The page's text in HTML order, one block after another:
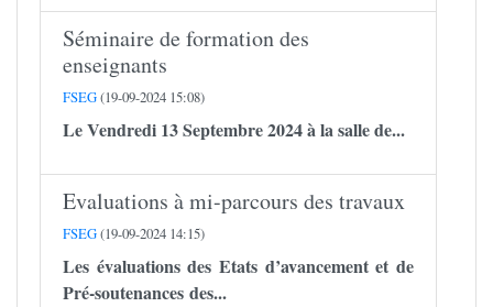
Séminaire de formation des
enseignants
FSEG(19-09-2024 15:08)
Le Vendredi 13 Septembre 2024 à la salle de...
Evaluations à mi-parcours des travaux
FSEG(19-09-2024 14:15)
Les évaluations des Etats d’avancement et de
Pré-soutenances des...